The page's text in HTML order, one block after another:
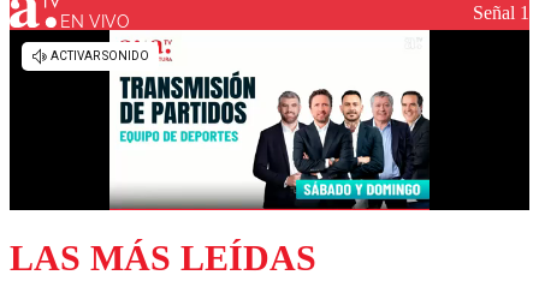
Los comentarios son moderados para garantizar un
EN VIVO Señal 1
LAS MÁS LEÍDAS